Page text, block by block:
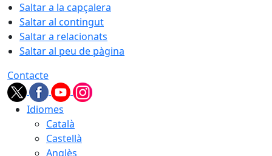
Saltar a la capçalera
Saltar al contingut
Saltar a relacionats
Saltar al peu de pàgina
Contacte
Idiomes
Català
Castellà
Anglès